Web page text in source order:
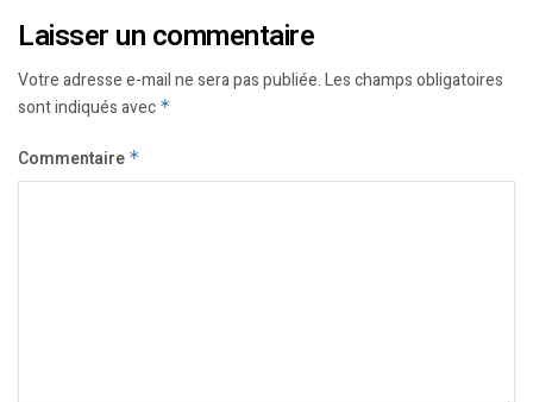
Laisser un commentaire
Votre adresse e-mail ne sera pas publiée.Les champs obligatoires
sont indiqués avec *
Commentaire *